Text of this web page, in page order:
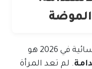
الموضة
من أبرز ما يميّز موضة الشنط النسائية في 2026 هو
. لم تعد المرأة